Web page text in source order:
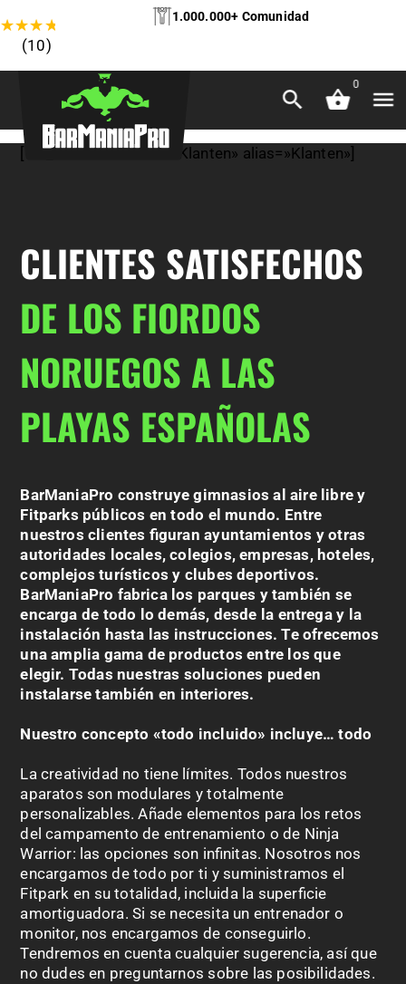
★★★★
(10)
1.000.000+ Comunidad
0
[rev_slider slidertitle=»Klanten» alias=»Klanten»]
CLIENTES SATISFECHOS
DE LOS FIORDOS
NORUEGOS A LAS
PLAYAS ESPAÑOLAS
BarManiaPro construye gimnasios al aire libre y
Fitparks públicos en todo el mundo. Entre
nuestros clientes figuran ayuntamientos y otras
autoridades locales, colegios, empresas, hoteles,
complejos turísticos y clubes deportivos.
BarManiaPro fabrica los parques ytambién se
encarga de todo lo demás, desde la entrega y la
instalación hasta las instrucciones. Te ofrecemos
una amplia gama de productos entre los que
elegir. Todas nuestras soluciones pueden
instalarse también en interiores.
Nuestro concepto «todo incluido» incluye… todo
La creatividad no tiene límites. Todos nuestros
aparatos son modulares y totalmente
personalizables. Añade elementos para los retos
del campamento de entrenamiento o de Ninja
Warrior: las opciones son infinitas. Nosotros nos
encargamos de todo por ti y suministramos el
Fitpark en su totalidad, incluida la superficie
amortiguadora. Si se necesita un entrenador o
monitor, nos encargamos de conseguirlo.
Tendremos en cuenta cualquier sugerencia, así que
no dudes en preguntarnos sobre las posibilidades.